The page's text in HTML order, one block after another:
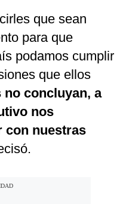
que sean
para que
podamos cumplir
que ellos
no concluyan, a
nos
con nuestras